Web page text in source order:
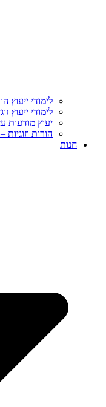
לימודי ייעוץ
לימודי ייעוץ
יעוץ מודעות
הורות וזוגיות
חנות